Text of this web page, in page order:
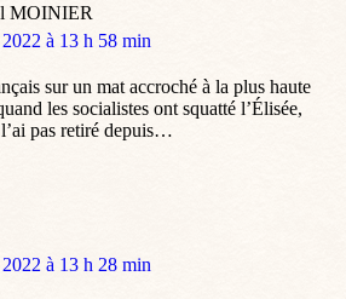
MOINIER
à 13 h 58 min
sur un mat accroché à la plus haute
les socialistes ont squatté l’Élisée,
pas retiré depuis…
à 13 h 28 min